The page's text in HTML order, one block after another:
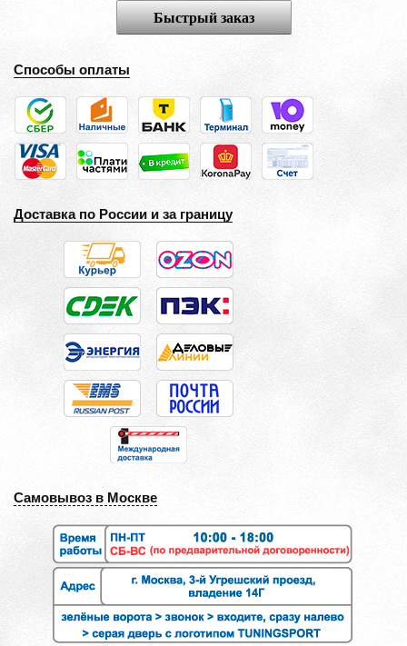
Быстрый заказ
Способы оплаты
Доставка по России и за границу
Самовывоз в Москве